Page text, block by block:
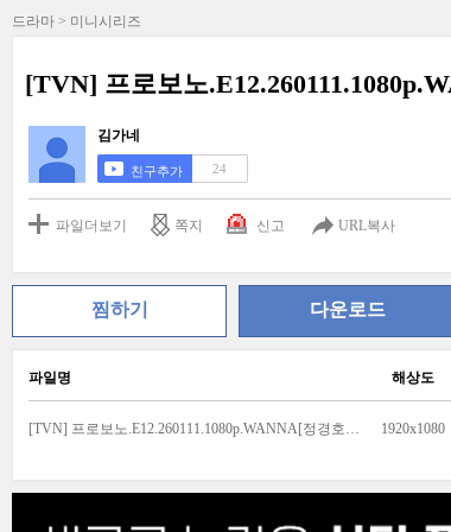
드라마 > 미니시리즈
[TVN] 프로보노
김가네
친구추가 24
파일더보기 쪽지 신고 URL복사
찜하기 다운로드
파일명 해상도
[TVN] 프로보노.E12.260111.1080p.WANNA[정경호, 소주연].mp4 1920x1080